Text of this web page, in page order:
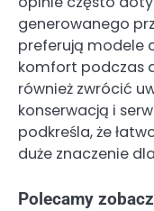
generowanego
preferują modele
komfort podczas
również zwrócić
konserwacją i
podkreśla, że
duże znaczenie
Polecamy